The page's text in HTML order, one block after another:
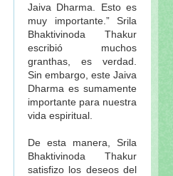
Jaiva Dharma. Esto es
muy importante.” Srila
Bhaktivinoda Thakur
escribió muchos
granthas, es verdad.
Sin embargo, este Jaiva
Dharma es sumamente
importante para nuestra
vida espiritual.
De esta manera, Srila
Bhaktivinoda Thakur
satisfizo los deseos del